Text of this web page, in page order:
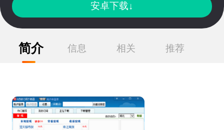
安卓下载↓
简介 信息 相关 推荐